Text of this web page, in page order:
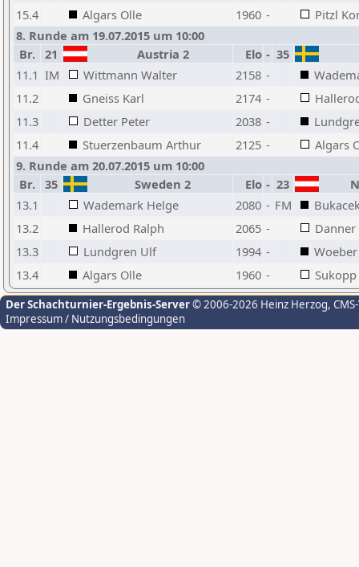
15.4
Algars Olle 1960 -
Pitzl
8. Runde am 19.07.2015 um 10:00
Br.
21 Austria 2 Elo - 35
11.1 IM Wittmann Walter 2158 -
11.2
Gneiss Karl 2174 -
11.3
Detter Peter 2038 -
11.4
Stuerzenbaum Arthur 2125 -
Algars
9. Runde am 20.07.2015 um 10:00
Br.
35 Sweden 2 Elo - 23
13.1
Wademark Helge 2080 - FM
13.2
Hallerod Ralph 2065 -
13.3
Lundgren Ulf 1994 -
13.4
Algars Olle 1960 -
Der Schachturnier-Ergebnis-Server© 2006-2026 Heinz Herzog,
Impressum / Nutzungsbedingungen